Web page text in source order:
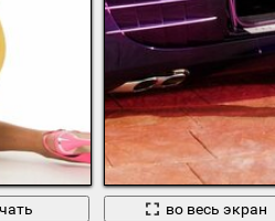
во весь экран